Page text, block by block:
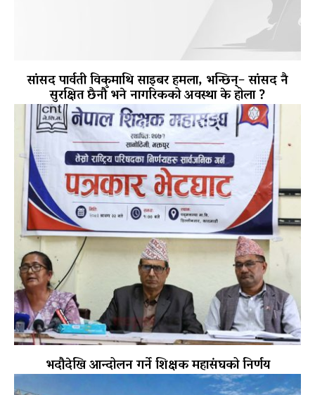
सांसद पार्वती विकमाथि साइबर हमला, भन्छिन्– सांसद नै
सुरक्षित छैनौँ भने नागरिकको अवस्था के होला ?
भदौदेखि आन्दोलन गर्ने शिक्षक महासंघको निर्णय